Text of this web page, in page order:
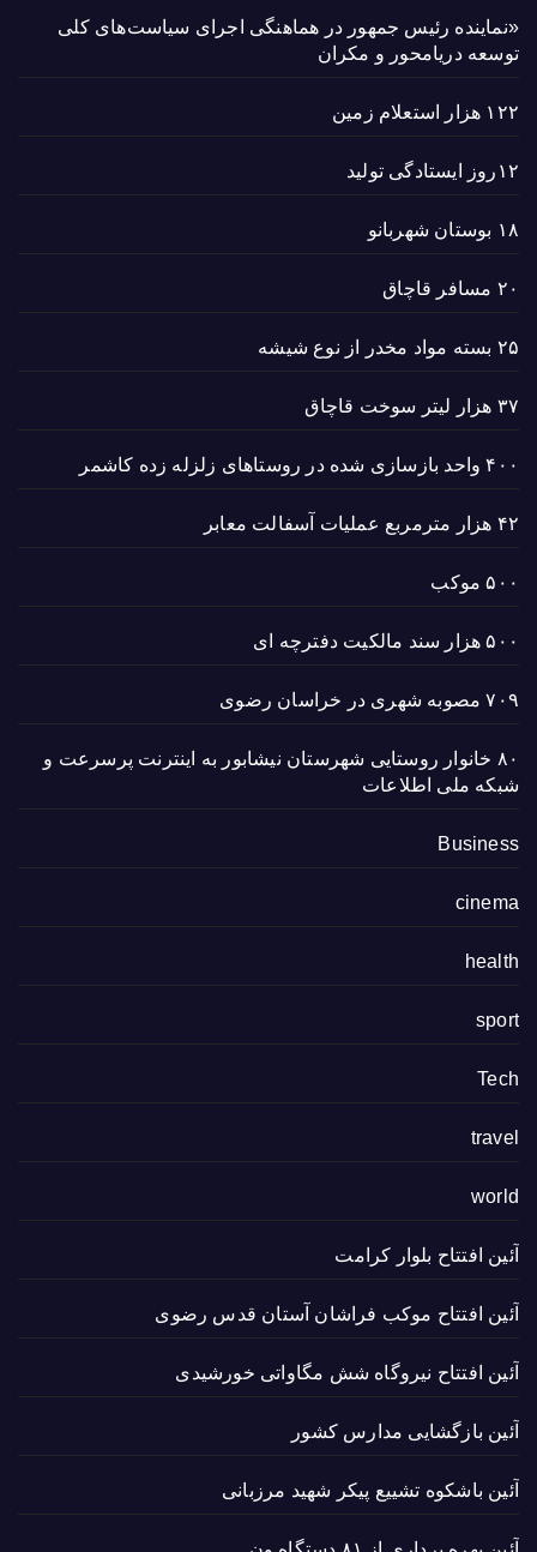
«نماینده رئیس جمهور در هماهنگی اجرای سیاست‌های کلی
توسعه دریامحور و مکران
۱۲۲ هزار استعلام زمین
۱۲روز ایستادگی تولید
۱۸ بوستان شهربانو
۲۰ مسافر قاچاق
۲۵ بسته مواد مخدر از نوع شیشه
۳۷ هزار لیتر سوخت قاچاق
۴۰۰ واحد بازسازی شده در روستاهای زلزله زده کاشمر
۴۲ هزار مترمربع عملیات آسفالت معابر
۵۰۰ موکب
۵۰۰ هزار سند مالکیت دفترچه ای
۷۰۹ مصوبه شهری در خراسان رضوی
۸۰ خانوار روستایی شهرستان نیشابور به اینترنت پرسرعت و
شبکه ملی اطلاعات
Business
cinema
health
sport
Tech
travel
world
آئین افتتاح بلوار کرامت
آئین افتتاح موکب فراشان آستان قدس رضوی
آئین افتتاح نیروگاه شش مگاواتی خورشیدی
آئین بازگشایی مدارس کشور
آئین باشکوه تشییع پیکر شهید مرزبانی